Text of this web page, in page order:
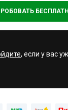
, если у вас